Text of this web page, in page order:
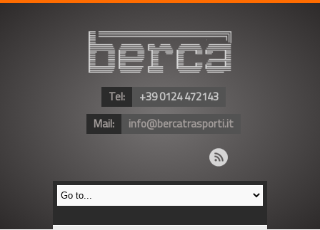
Tel:
+39 0124 472143
Mail:
info@bercatrasporti.it